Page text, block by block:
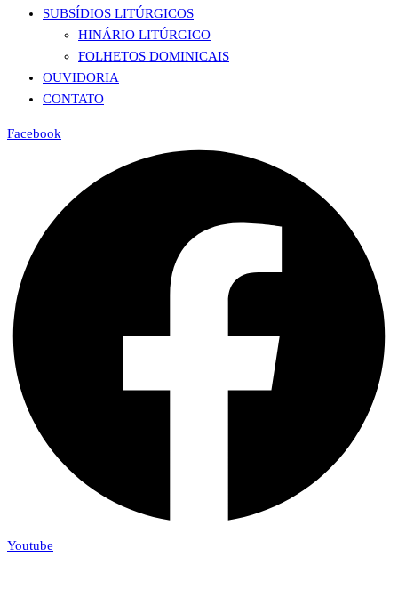
SUBSÍDIOS LITÚRGICOS
HINÁRIO LITÚRGICO
FOLHETOS DOMINICAIS
OUVIDORIA
CONTATO
Facebook
Youtube